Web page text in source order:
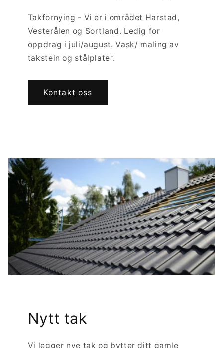
Takfornying - Vi er i området Harstad,
Vesterålen og Sortland. Ledig for
oppdrag i juli/august. Vask/ maling av
takstein og stålplater.
Kontakt oss
Nytt tak
Vi legger nye tak og bytter ditt gamle